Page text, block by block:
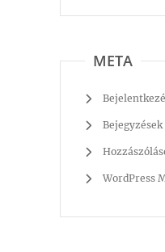
META
WordPress